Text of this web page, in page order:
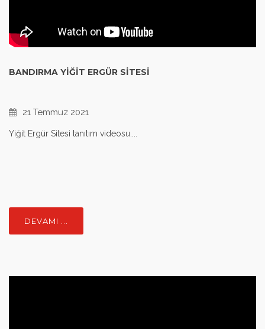
BANDIRMA YIĞIT ERGÜR SITESI
21 Temmuz 2021
Yiğit Ergür Sitesi tanıtım videosu....
DEVAMI ...